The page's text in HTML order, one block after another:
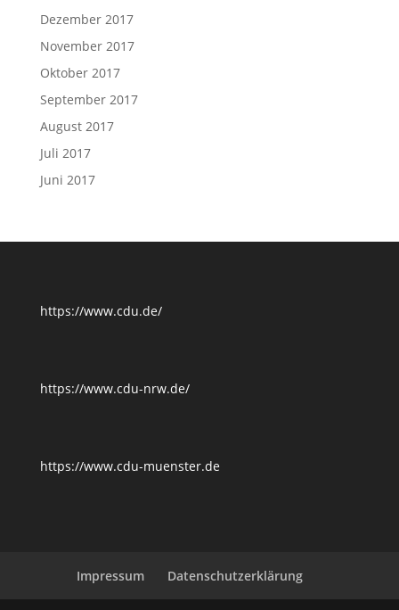
Dezember 2017
November 2017
Oktober 2017
September 2017
August 2017
Juli 2017
Juni 2017
https://www.cdu.de/
https://www.cdu-nrw.de/
https://www.cdu-muenster.de
Impressum Datenschutzerklärung